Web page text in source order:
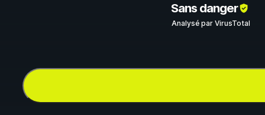
Sans danger
Analysé par VirusTotal